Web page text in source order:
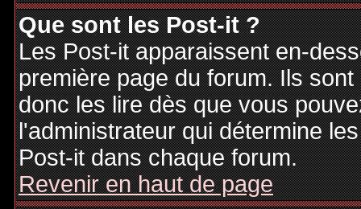
Que sont les Post-it ?
Les Post-it apparaissent en-
première page du forum. Ils
donc les lire dès que vous
l'administrateur qui détermine
Post-it dans chaque forum.
Revenir en haut de page